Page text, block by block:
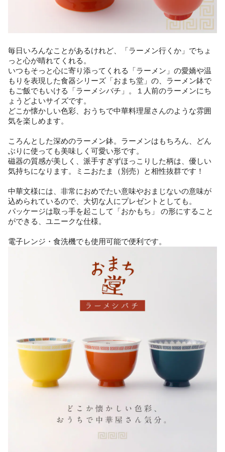
毎日いろんなことがあるけれど、「ラーメン行くか」でちょ
っと心が晴れてくれる。
いつもそっと心に寄り添ってくれる「ラーメン」の愛嬌や温
もりを表現した食器シリーズ「おまち堂」の、ラーメン鉢で
もご飯でもいける「ラーメシバチ」。１人前のラーメンにち
ょうどよいサイズです。
どこか懐かしい色彩、おうちで中華料理屋さんのような雰囲
気を楽しめます。
ころんとした深めのラーメン鉢。ラーメンはもちろん、どん
ぶりに使っても美味しく可愛い形です。
磁器の質感が美しく、派手すぎずほっこりした柄は、優しい
気持ちになります。ミニおたま（別売）と相性抜群です！
中華文様には、非常におめでたい意味やおまじないの意味が
込められているので、大切な人にプレゼントとしても。
パッケージは取っ手を起こして「おかもち」 の形にすること
ができる、ユニークな仕様。
電子レンジ・食洗機でも使用可能で便利です。